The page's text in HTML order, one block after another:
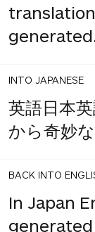
INTO JAPANESE
英語日本
から奇妙
BACK INTO
In Japan